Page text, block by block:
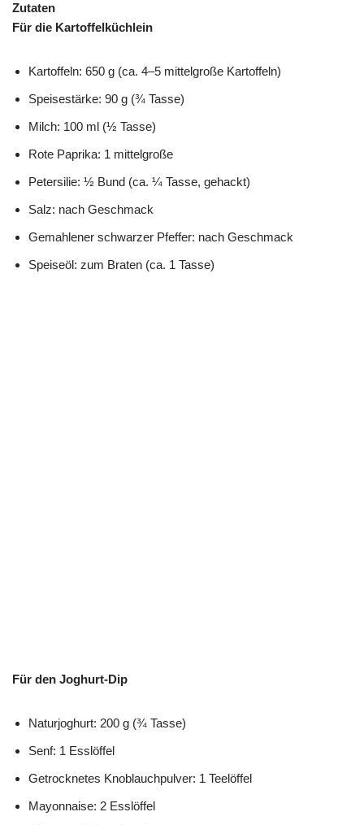
Zutaten
Für die Kartoffelküchlein
Kartoffeln: 650 g (ca. 4–5 mittelgroße Kartoffeln)
Speisestärke: 90 g (¾ Tasse)
Milch: 100 ml (½ Tasse)
Rote Paprika: 1 mittelgroße
Petersilie: ½ Bund (ca. ¼ Tasse, gehackt)
Salz: nach Geschmack
Gemahlener schwarzer Pfeffer: nach Geschmack
Speiseöl: zum Braten (ca. 1 Tasse)
Für den Joghurt-Dip
Naturjoghurt: 200 g (¾ Tasse)
Senf: 1 Esslöffel
Getrocknetes Knoblauchpulver: 1 Teelöffel
Mayonnaise: 2 Esslöffel